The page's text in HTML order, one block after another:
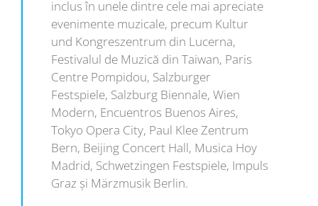
inclus în unele dintre cele mai apreciate
evenimente muzicale, precum Kultur
und Kongreszentrum din Lucerna,
Festivalul de Muzică din Taiwan, Paris
Centre Pompidou, Salzburger
Festspiele, Salzburg Biennale, Wien
Modern, Encuentros Buenos Aires,
Tokyo Opera City, Paul Klee Zentrum
Bern, Beijing Concert Hall, Musica Hoy
Madrid, Schwetzingen Festspiele, Impuls
Graz și Märzmusik Berlin.